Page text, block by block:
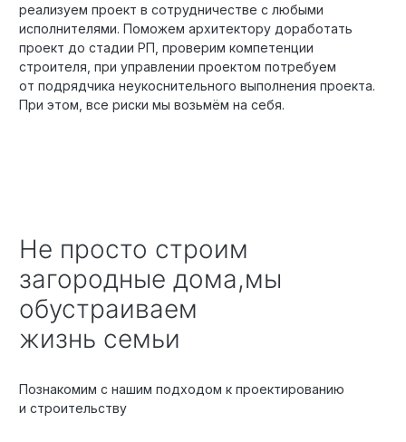
реализуем проект в сотрудничестве с любыми
исполнителями. Поможем архитектору доработать
проект до стадии РП, проверим компетенции
строителя, при управлении проектом потребуем
от подрядчика неукоснительного выполнения проекта.
При этом, все риски мы возьмём на себя.
Не просто строим
загородные дома,мы
обустраиваем
жизнь семьи
Познакомим с нашим подходом к проектированию
и строительству